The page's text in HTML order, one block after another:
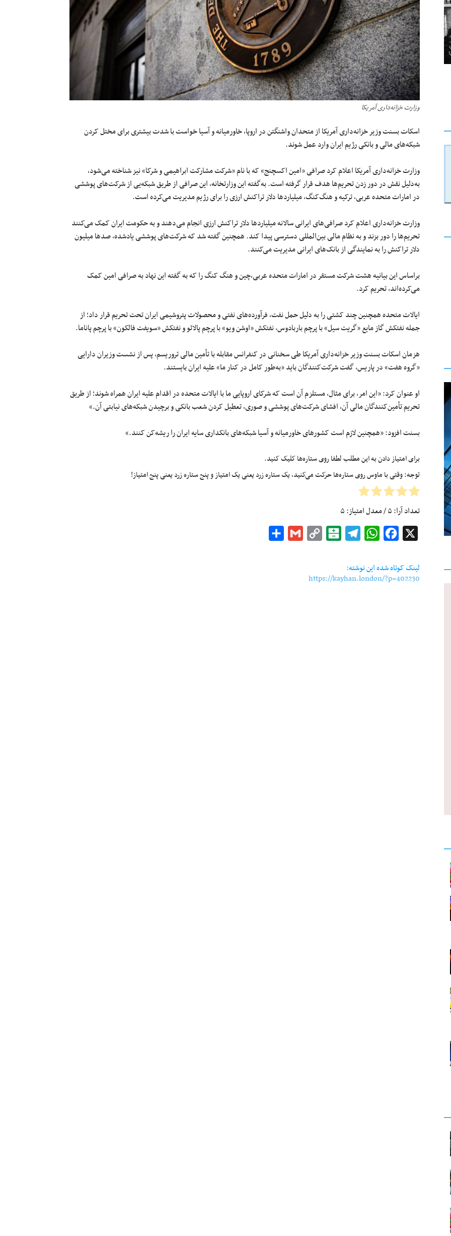
وزارت خزانه‌داری آمریکا
اسکات بسنت وزیر خزانه‌داری آمریکا از متحدان واشنگتن در اروپا، خاورمیانه و آسیا خواست با شدت بیشتری برای مختل کردن
شبکه‌های مالی و بانکی رژیم ایران وارد عمل شوند.
وزارت خزانه‌داری آمریکا اعلام کرد صرافی «امین اکسچنج» که با نام «شرکت مشارکت ابراهیمی و شرکا» نیز شناخته می‌شود،
به‌دلیل نقش در دور زدن تحریم‌ها هدف قرار گرفته است. به‌گفته این وزارتخانه، این صرافی از طریق شبکه‌یی از شرکت‌های پوششی
در امارات متحده عربی، ترکیه و هنگ‌کنگ، میلیاردها دلار تراکنش ارزی را برای رژیم مدیریت می‌کرده است.
وزارت خزانه‌داری اعلام کرد صرافی‌های ایرانی سالانه میلیاردها دلار تراکنش ارزی انجام می‌دهند و به حکومت ایران کمک می‌کنند
تحریم‌ها را دور بزند و به نظام مالی بین‌المللی دسترسی پیدا کند. همچنین گفته شد که شرکت‌های پوششی یادشده، صدها میلیون
دلار تراکنش را به نمایندگی از بانک‌های ایرانی مدیریت می‌کنند.
براساس این بیانیه هشت شرکت مستقر در امارات متحده عربی،‌چین و هنگ کنگ را که به گفته این نهاد به صرافی امین کمک
می‌کرده‌اند، تحریم کرد.
ایالات متحده همچنین چند کشتی را به دلیل حمل نفت، فرآورده‌های نفتی و محصولات پتروشیمی ایران تحت تحریم قرار داد؛ از
جمله نفتکش گاز مایع «گریت سیل» با پرچم باربادوس، نفتکش «اوشن ویو» با پرچم پالائو و نفتکش «سویفت فالکون» با پرچم پاناما.
هزمان اسکات بسنت وزیر خزانه‌داری آمریکا طی سخنانی در کنفرانس مقابله با تأمین مالی تروریسم، پس از نشست وزیران دارایی
«گروه هفت» در پاریس، گفت شرکت‌کنندگان باید «به‌طور کامل در کنار ما» علیه ایران بایستند.
او عنوان کرد: «این امر، برای مثال، مستلزم آن است که شرکای اروپایی ما با ایالات متحده در اقدام علیه ایران همراه شوند؛ از طریق
تحریم تأمین‌کنندگان مالی آن، افشای شرکت‌های پوششی و صوری، تعطیل کردن شعب بانکی و برچیدن شبکه‌های نیابتی آن.»
بسنت افزود: «همچنین لازم است کشورهای خاورمیانه و آسیا شبکه‌های بانکداری سایه ایران را ریشه‌کن کنند.»
برای امتیاز دادن به این مطلب لطفا روی ستاره‌ها کلیک کنید.
توجه: وقتی با ماوس روی ستاره‌ها حرکت می‌کنید، یک ستاره زرد یعنی یک امتیاز و پنج ستاره زرد یعنی پنج امتیاز!
تعداد آرا:۵/ معدل امتیاز:۵
Facebook
WhatsApp
Telegram
Balatarin
Copy
Gmail
لینک کوتاه شده این نوشته:
https://kayhan.london/?p=402230